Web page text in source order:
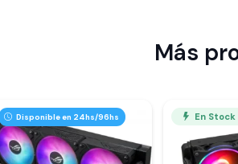
Más
Disponible en 24hs/96hs En Stock